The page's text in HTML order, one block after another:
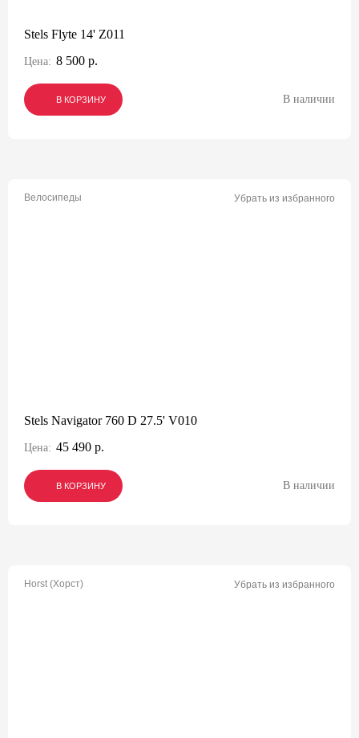
Stels Flyte 14' Z011
Цена: 8 500 р.
В КОРЗИНУ
В КОРЗИНУ
В КОРЗИНУ В наличии
Велосипеды Убрать из избранного
Stels Navigator 760 D 27.5' V010
Цена: 45 490 р.
В КОРЗИНУ
В КОРЗИНУ
В КОРЗИНУ В наличии
Horst (Хорст) Убрать из избранного